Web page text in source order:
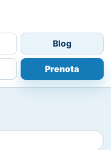
Blog
Prenota